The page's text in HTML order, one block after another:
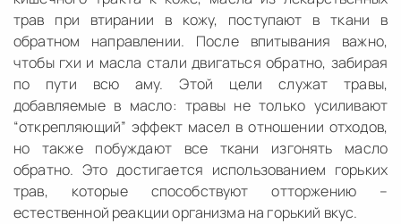
трав при втирании в кожу, поступают в ткани в
обратном направлении. После впитывания важно,
чтобы гхи и масла стали двигаться обратно, забирая
по пути всю аму. Этой цели служат травы,
добавляемые в масло: травы не только усиливают
“открепляющий” эффект масел в отношении отходов,
но также побуждают все ткани изгонять масло
обратно. Это достигается использованием горьких
трав, которые способствуют отторжению –
естественной реакции организма на горький вкус.